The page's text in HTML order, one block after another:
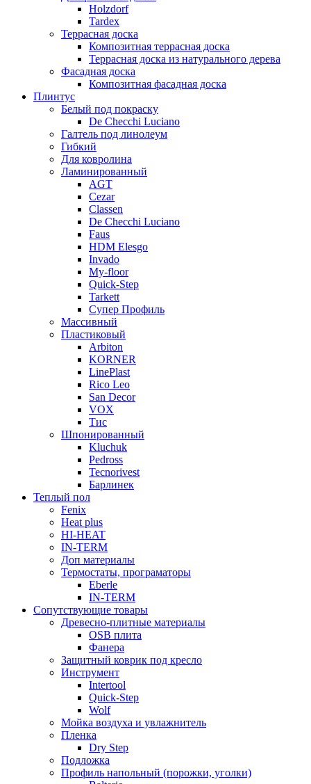
Holzdorf
Tardex
Террасная доска
Композитная террасная доска
Террасная доска из натурального дерева
Фасадная доска
Композитная фасадная доска
Плинтус
Белый под покраску
De Checchi Luciano
Галтель под линолеум
Гибкий
Для ковролина
Ламинированный
AGT
Cezar
Classen
De Checchi Luciano
Faus
HDM Elesgo
Invado
My-floor
Quick-Step
Tarkett
Супер Профиль
Массивный
Пластиковый
Arbiton
KORNER
LinePlast
Rico Leo
San Decor
VOX
Тис
Шпонированный
Kluchuk
Pedross
Tecnorivest
Барлинек
Теплый пол
Fenix
Heat plus
HI-HEAT
IN-TERM
Доп материалы
Термостаты, програматоры
Eberle
IN-TERM
Сопутствующие товары
Древесно-плитные материалы
OSB плита
Фанера
Защитный коврик под кресло
Инструмент
Intertool
Quick-Step
Wolf
Мойка воздуха и увлажнитель
Пленка
Dry Step
Подложка
Профиль напольный (порожки, уголки)